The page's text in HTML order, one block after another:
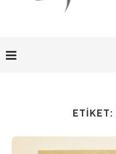
ETIKET: